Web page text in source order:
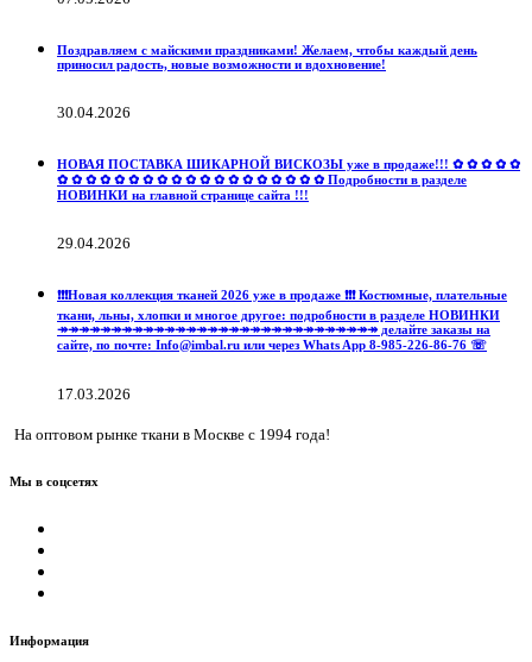
Поздравляем с майскими праздниками! Желаем, чтобы каждый день
приносил радость, новые возможности и вдохновение!
30.04.2026
НОВАЯ ПОСТАВКА ШИКАРНОЙ ВИСКОЗЫ уже в продаже!!! ✿ ✿ ✿ ✿ ✿
✿ ✿ ✿ ✿ ✿ ✿ ✿ ✿ ✿ ✿ ✿ ✿ ✿ ✿ ✿ ✿ ✿ ✿ ✿ Подробности в разделе
НОВИНКИ на главной странице сайта !!!
29.04.2026
❗️❗️❗️Новая коллекция тканей 2026 уже в продаже ❗️❗️❗️ Костюмные, плательные
ткани, льны, хлопки и многое другое: подробности в разделе НОВИНКИ
↠↠↠↠↠↠↠↠↠↠↠↠↠↠↠↠↠↠↠↠↠↠↠↠↠↠↠↠↠↠ делайте заказы на
сайте, по почте: Info@imbal.ru или через Whats App 8-985-226-86-76 ☏
17.03.2026
На оптовом рынке ткани в Москве с 1994 года!
Мы в соцсетях
Информация